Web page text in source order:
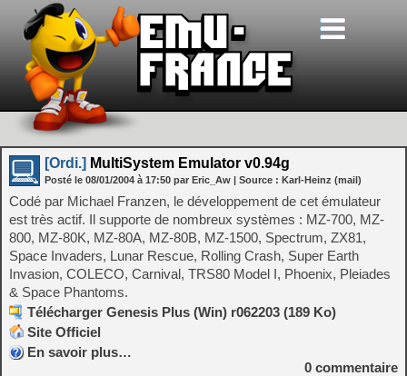
[Ordi.] MultiSystem Emulator v0.94g
Posté le 08/01/2004 à 17:50 par Eric_Aw | Source : Karl-Heinz (mail)
Codé par Michael Franzen, le développement de cet émulateur
est très actif. Il supporte de nombreux systèmes : MZ-700, MZ-
800, MZ-80K, MZ-80A, MZ-80B, MZ-1500, Spectrum, ZX81,
Space Invaders, Lunar Rescue, Rolling Crash, Super Earth
Invasion, COLECO, Carnival, TRS80 Model I, Phoenix, Pleiades
& Space Phantoms.
Télécharger Genesis Plus (Win) r062203 (189 Ko)
Site Officiel
En savoir plus…
0 commentaire